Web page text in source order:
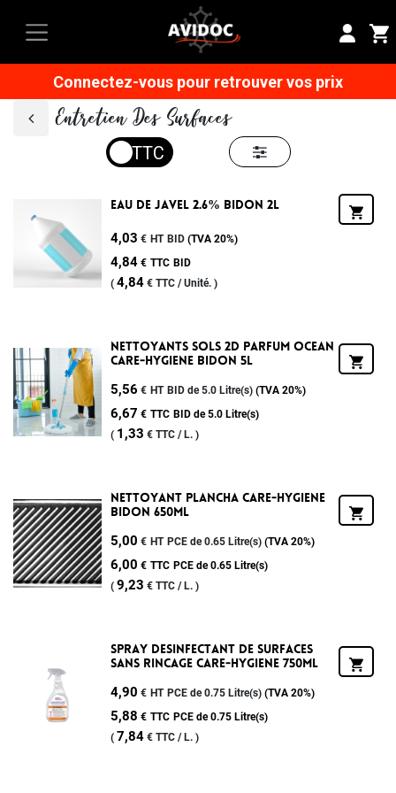
Connectez-vous pour retrouver vos prix
Entretien Des Surfaces
Eau De Javel 2.6% Bidon 2l
4,03 € HT BID (TVA 20%)
4,84 € TTC BID
( 4,84 € TTC /Unité. )
Nettoyants Sols 2d Parfum Ocean
Care-Hygiene Bidon 5l
5,56 € HT BID de 5.0 Litre(s) (TVA 20%)
6,67 € TTC BID de 5.0 Litre(s)
( 1,33 € TTC / L. )
Nettoyant Plancha Care-Hygiene
Bidon 650ml
5,00 € HT PCE de 0.65 Litre(s) (TVA 20%)
6,00 € TTC PCE de 0.65 Litre(s)
( 9,23 € TTC / L. )
Spray Desinfectant De Surfaces
Sans Rincage Care-Hygiene 750ml
4,90 € HT PCE de 0.75 Litre(s) (TVA 20%)
5,88 € TTC PCE de 0.75 Litre(s)
( 7,84 € TTC / L. )